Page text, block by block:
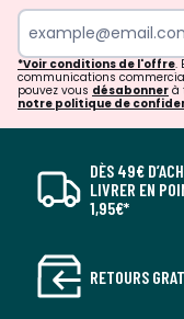
*Voir conditions de l'offre.
communications
pouvez vous désabonner à
notre politique de
DÈS 49€
LIVRER EN
1,95€*
RETOURS